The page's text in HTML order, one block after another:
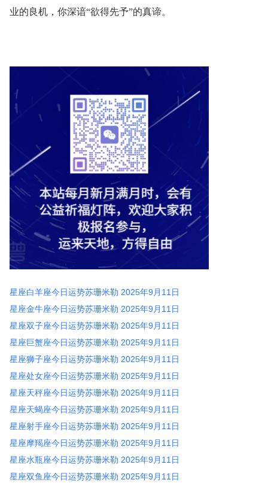
业的良机，你深谙“欲得先予”的真谛。
星座白羊座今日运势苏珊米勒 2025年9月11日
星座金牛座今日运势苏珊米勒 2025年9月11日
星座双子座今日运势苏珊米勒 2025年9月11日
星座巨蟹座今日运势苏珊米勒 2025年9月11日
星座狮子座今日运势苏珊米勒 2025年9月11日
星座处女座今日运势苏珊米勒 2025年9月11日
星座天秤座今日运势苏珊米勒 2025年9月11日
星座天蝎座今日运势苏珊米勒 2025年9月11日
星座射手座今日运势苏珊米勒 2025年9月11日
星座摩羯座今日运势苏珊米勒 2025年9月11日
星座水瓶座今日运势苏珊米勒 2025年9月11日
星座双鱼座今日运势苏珊米勒 2025年9月11日